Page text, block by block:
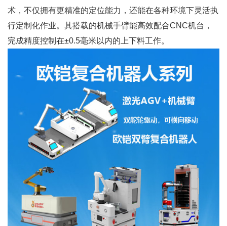
术，不仅拥有更精准的定位能力，还能在各种环境下灵活执
行定制化作业。其搭载的机械手臂能高效配合CNC机台，
完成精度控制在±0.5毫米以内的上下料工作。